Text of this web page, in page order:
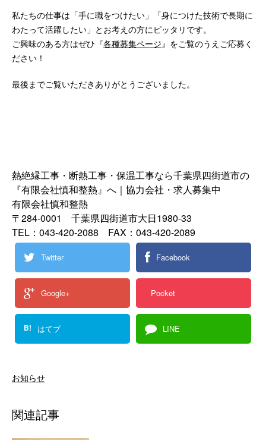
私たちの仕事は「手に職をつけたい」「身につけた技術で長期に
わたって活躍したい」とお考えの方にピッタリです。
ご興味のある方はぜひ『各種募集ページ』をご覧のうえご応募く
ださい！
最後までご覧いただきありがとうございました。
熱絶縁工事・断熱工事・保温工事なら千葉県四街道市の
『有限会社慎和整熱』へ｜協力会社・求人募集中
有限会社慎和整熱
〒284-0001 千葉県四街道市大日1980-33
TEL：043-420-2088 FAX：043-420-2089
Twitter Facebook
Google+ Pocket
B! はてブ LINE
お知らせ
関連記事